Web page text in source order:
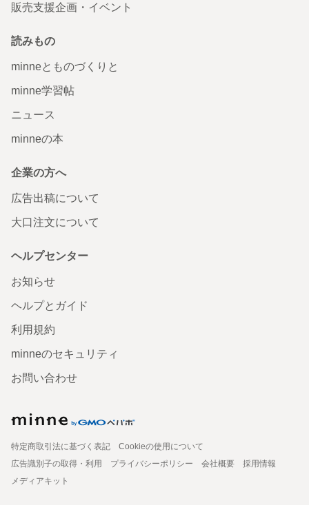
販売支援企画・イベント
読みもの
minneとものづくりと
minne学習帖
ニュース
minneの本
企業の方へ
広告出稿について
大口注文について
ヘルプセンター
お知らせ
ヘルプとガイド
利用規約
minneのセキュリティ
お問い合わせ
特定商取引法に基づく表記
Cookieの使用について
広告識別子の取得・利用
プライバシーポリシー 会社概要
採用情報
メディアキット